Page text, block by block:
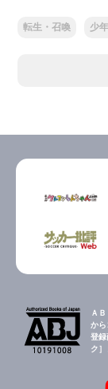
転生・召喚 少
Ａ
から
登録
ク